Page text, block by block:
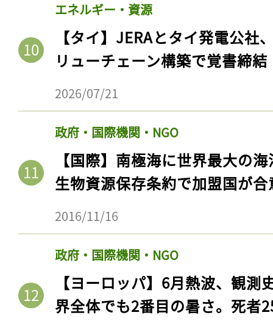
エネルギー・資源
【タイ】JERAとタイ発電公社
リューチェーン構築で覚書締結
2026/07/21
政府・国際機関・NGO
【国際】南極海に世界最大の
生物資源保存条約で加盟国が合
2016/11/16
政府・国際機関・NGO
【ヨーロッパ】6月熱波、観
界全体でも2番目の暑さ。死者